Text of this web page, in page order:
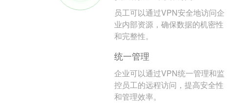
员工可以通过VPN安全地访问企
业内部资源，确保数据的机密性
和完整性。
统一管理
企业可以通过VPN统一管理和监
控员工的远程访问，提高安全性
和管理效率。